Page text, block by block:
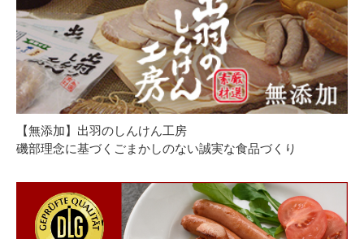
【無添加】出羽のしんけん工房
磯部理念に基づくごまかしのない誠実な食品づくり